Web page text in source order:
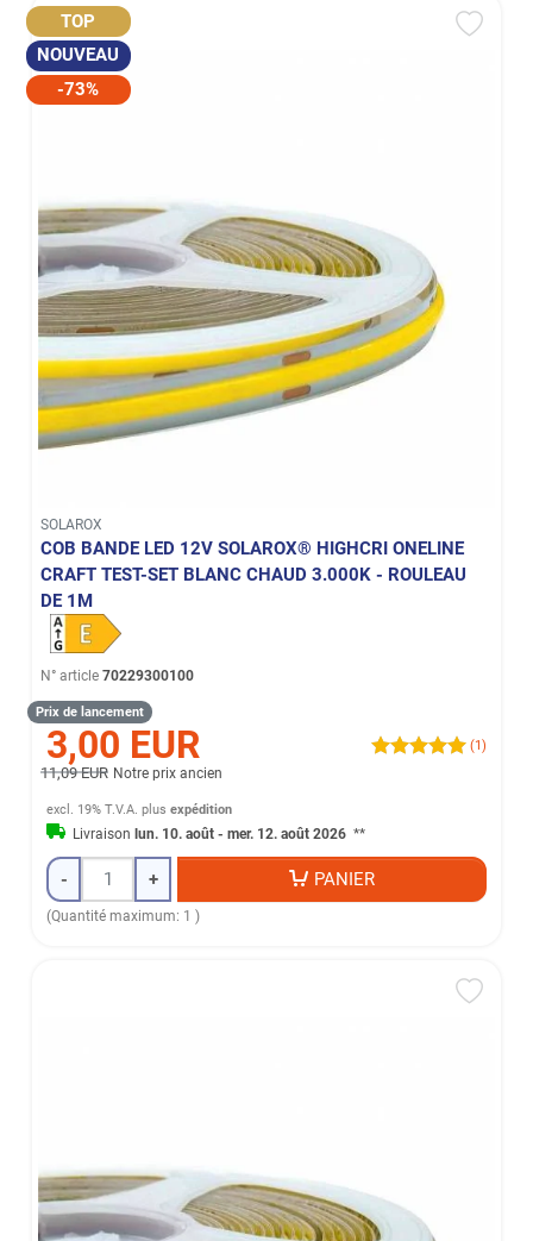
TOP
NOUVEAU
-73%
SOLAROX
COB BANDE LED 12V SOLAROX® HIGHCRI ONELINE
CRAFT TEST-SET BLANC CHAUD 3.000K - ROULEAU
DE 1M
N° article 70229300100
Prix de lancement
3,00 EUR (1)
11,09 EUR Notre prix ancien
excl. 19% T.V.A. plusexpédition
Livraison lun. 10. août - mer. 12. août 2026 **
- + PANIER
(Quantité maximum: 1 )